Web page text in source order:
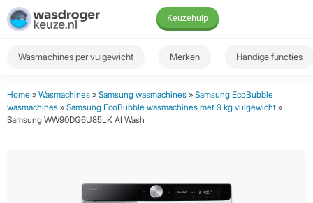
Keuzehulp
Wasmachines per vulgewicht Merken Handige functies
Home » Wasmachines » Samsung wasmachines » Samsung EcoBubble
wasmachines » Samsung EcoBubble wasmachines met 9 kg vulgewicht »
Samsung WW90DG6U85LK AI Wash